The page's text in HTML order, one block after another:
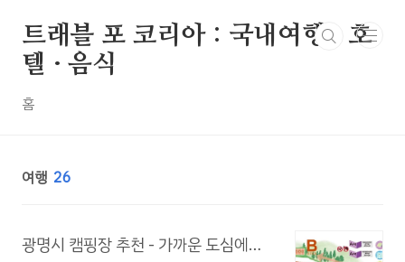
트래블 포 코리아 : 국내여행 · 호
텔 · 음식
홈
여행 26
광명시 캠핑장 추천 - 가까운 도심에서 즐기는 도덕산 캠핑장!